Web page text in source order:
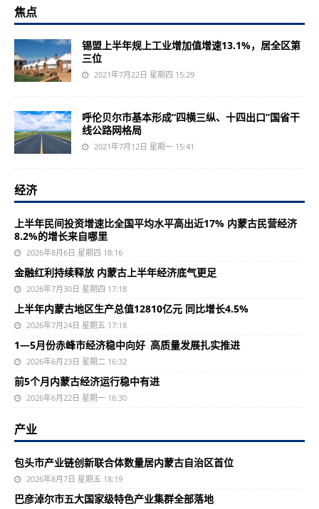
焦点
锡盟上半年规上工业增加值增速13.1%，居全区第
三位
2021年7月22日 星期四 15:29
呼伦贝尔市基本形成“四横三纵、十四出口”国省干
线公路网格局
2021年7月12日 星期一 15:41
经济
上半年民间投资增速比全国平均水平高出近17% 内蒙古民营经济
8.2%的增长来自哪里
2026年8月6日 星期四 18:16
金融红利持续释放 内蒙古上半年经济底气更足
2026年7月30日 星期四 17:18
上半年内蒙古地区生产总值12810亿元 同比增长4.5%
2026年7月24日 星期五 17:18
1—5月份赤峰市经济稳中向好 高质量发展扎实推进
2026年6月23日 星期二 16:32
前5个月内蒙古经济运行稳中有进
2026年6月22日 星期一 16:30
产业
包头市产业链创新联合体数量居内蒙古自治区首位
2026年8月7日 星期五 18:19
巴彦淖尔市五大国家级特色产业集群全部落地